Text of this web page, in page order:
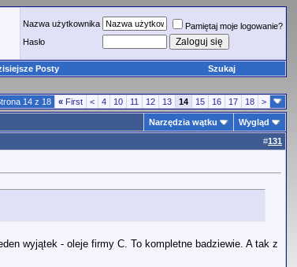
Nazwa użytkownika
Pamiętaj moje logowanie?
Hasło
Posty Szukaj
14 z 18 « First < 4 10 11 12 13 14 15 16 17 18 >
Narzędzia wątku
Wygląd
#131
wyjątek - oleje firmy C. To kompletne badziewie. A tak z